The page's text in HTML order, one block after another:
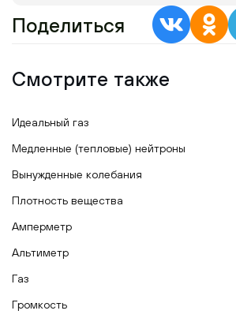
Поделиться
Смотрите также
Идеальный газ
Медленные (тепловые) нейтроны
Вынужденные колебания
Плотность вещества
Амперметр
Альтиметр
Газ
Громкость